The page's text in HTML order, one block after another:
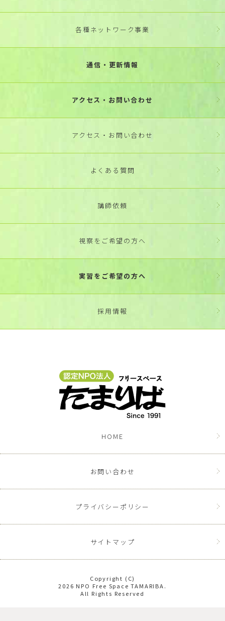
各種ネットワーク事業
通信・更新情報
アクセス・お問い合わせ
アクセス・お問い合わせ
よくある質問
講師依頼
視察をご希望の方へ
実習をご希望の方へ
採用情報
HOME
お問い合わせ
プライバシーポリシー
サイトマップ
Copyright (C)
2026 NPO Free Space TAMARIBA.
All Rights Reserved